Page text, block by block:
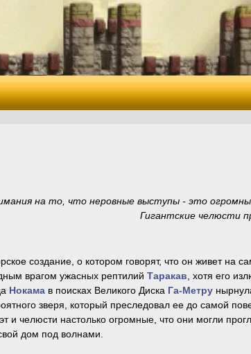
на то, что неровные выступы - это
Гигантские челюсти
создание, о котором говорят, что он живет на
врагом ужасных рептилий Таракав , хотя его
Нокама в поисках Великого Диска Га-Метру
зверя, который преследовал ее до самой
и челюсти настолько огромные, что они могли
дом под волнами.